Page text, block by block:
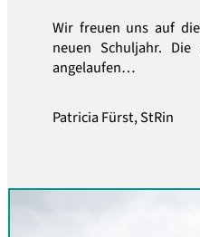
Wir freuen uns auf
neuen Schuljahr.
angelaufen…
Patricia Fürst, StRin